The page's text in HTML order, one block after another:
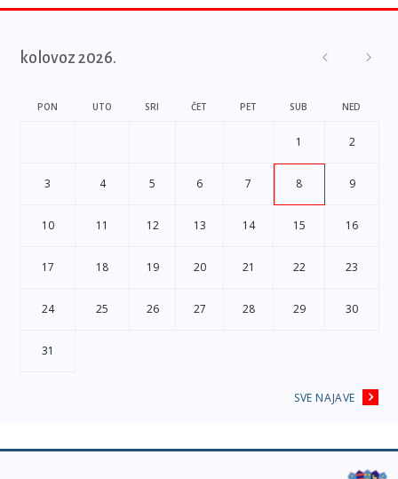
kolovoz 2026.
PON UTO SRI ČET PET SUB NED
1 2
3 4 5 6 7 8 9
10 11 12 13 14 15 16
17 18 19 20 21 22 23
24 25 26 27 28 29 30
31
SVE NAJAVE